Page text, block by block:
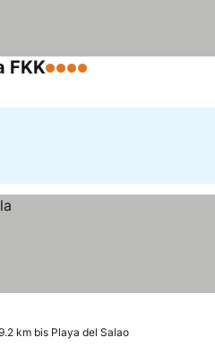
FKK4 Sterne
km bis Playa del Salao